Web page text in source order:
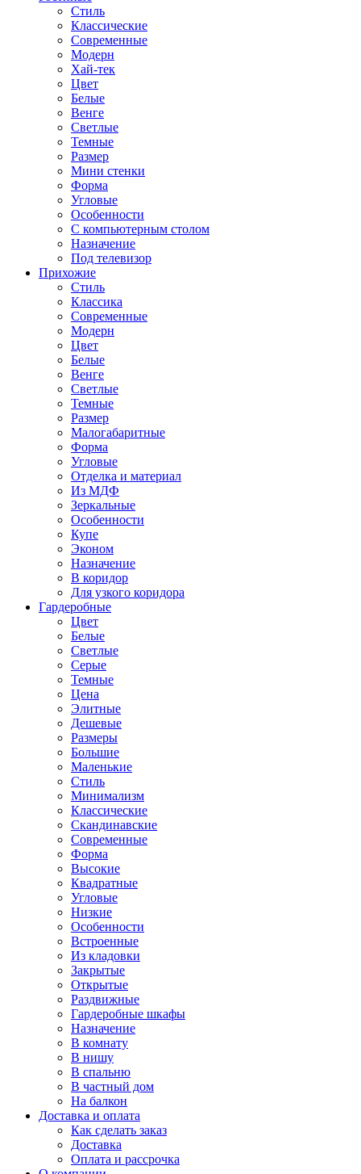
Стиль
Классические
Современные
Модерн
Хай-тек
Цвет
Белые
Венге
Светлые
Темные
Размер
Мини стенки
Форма
Угловые
Особенности
С компьютерным столом
Назначение
Под телевизор
Прихожие
Стиль
Классика
Современные
Модерн
Цвет
Белые
Венге
Светлые
Темные
Размер
Малогабаритные
Форма
Угловые
Отделка и материал
Из МДФ
Зеркальные
Особенности
Купе
Эконом
Назначение
В коридор
Для узкого коридора
Гардеробные
Цвет
Белые
Светлые
Серые
Темные
Цена
Элитные
Дешевые
Размеры
Большие
Маленькие
Стиль
Минимализм
Классические
Скандинавские
Современные
Форма
Высокие
Квадратные
Угловые
Низкие
Особенности
Встроенные
Из кладовки
Закрытые
Открытые
Раздвижные
Гардеробные шкафы
Назначение
В комнату
В нишу
В спальню
В частный дом
На балкон
Доставка и оплата
Как сделать заказ
Доставка
Оплата и рассрочка